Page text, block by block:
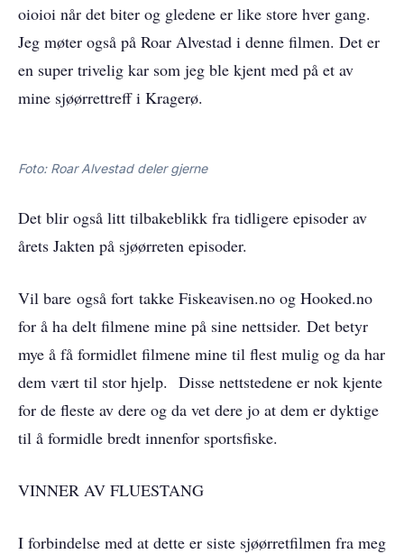
oioioi når det biter og gledene er like store hver gang.
Jeg møter også på Roar Alvestad i denne filmen. Det er
en super trivelig kar som jeg ble kjent med på et av
mine sjøørrettreff i Kragerø.
Foto: Roar Alvestad deler gjerne
Det blir også litt tilbakeblikk fra tidligere episoder av
årets Jakten på sjøørreten episoder.
Vil bare også fort takke Fiskeavisen.no og Hooked.no
for å ha delt filmene mine på sine nettsider. Det betyr
mye å få formidlet filmene mine til flest mulig og da har
dem vært til stor hjelp. Disse nettstedene er nok kjente
for de fleste av dere og da vet dere jo at dem er dyktige
til å formidle bredt innenfor sportsfiske.
VINNER AV FLUESTANG
I forbindelse med at dette er siste sjøørretfilmen fra meg